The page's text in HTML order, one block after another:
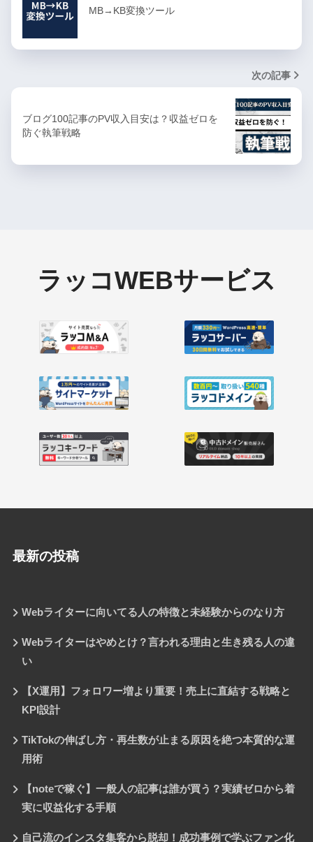
MB→KB変換ツール
次の記事
ブログ100記事のPV収入目安は？収益ゼロを
防ぐ執筆戦略
ラッコWEBサービス
最新の投稿
Webライターに向いてる人の特徴と未経験からのなり方
Webライターはやめとけ？言われる理由と生き残る人の違
い
【X運用】フォロワー増より重要！売上に直結する戦略と
KPI設計
TikTokの伸ばし方・再生数が止まる原因を絶つ本質的な運
用術
【noteで稼ぐ】一般人の記事は誰が買う？実績ゼロから着
実に収益化する手順
自己流のインスタ集客から脱却！成功事例で学ぶファン化